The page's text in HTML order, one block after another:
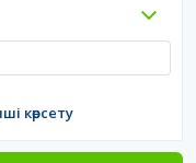
көрсету